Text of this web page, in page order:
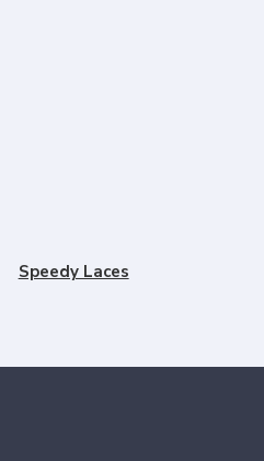
Speedy Laces